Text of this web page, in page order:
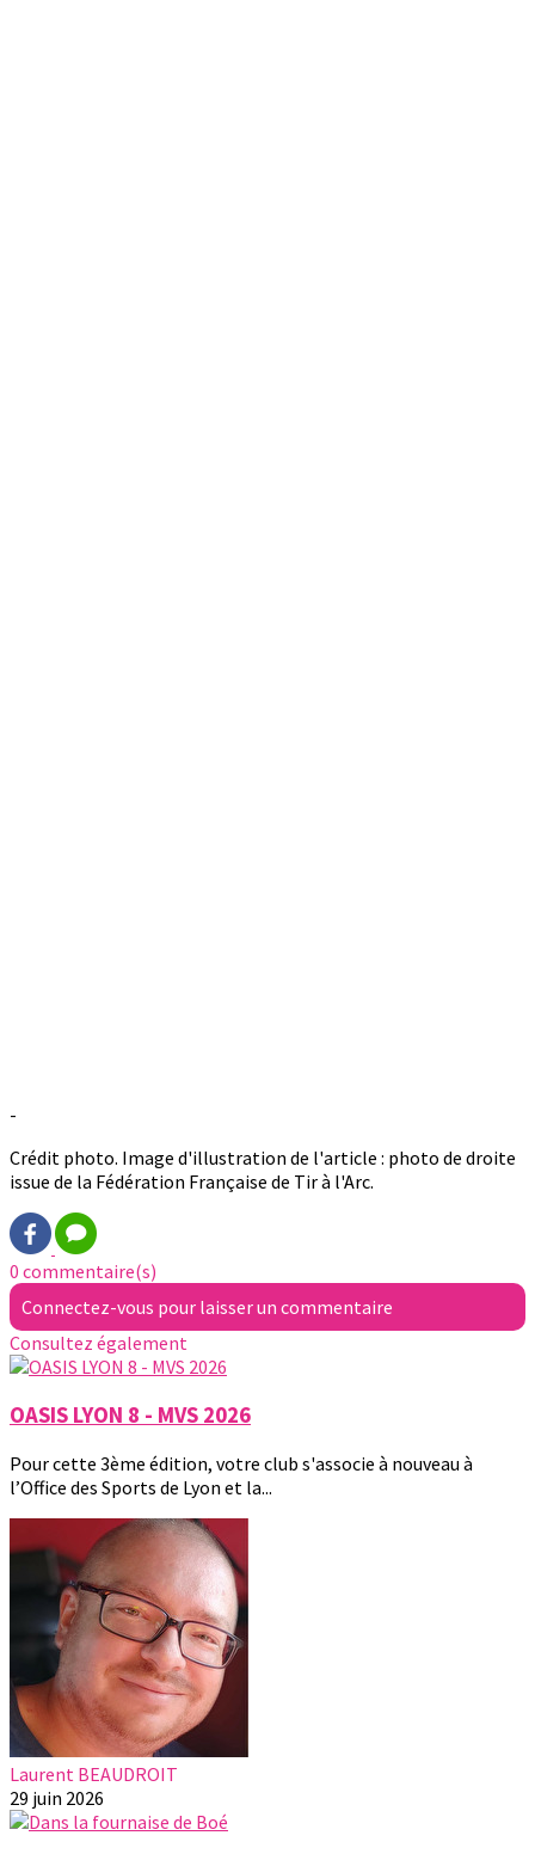
-
Crédit photo. Image d'illustration de l'article : photo de droite
issue de la Fédération Française de Tir à l'Arc.
0 commentaire(s)
Connectez-vous pour laisser un commentaire
Consultez également
OASIS LYON 8 - MVS 2026
Pour cette 3ème édition, votre club s'associe à nouveau à
l’Office des Sports de Lyon et la...
Laurent BEAUDROIT
29 juin 2026